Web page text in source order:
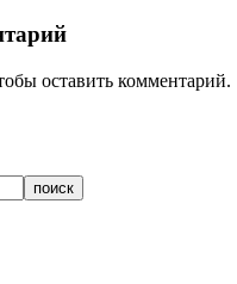
оставить комментарий.